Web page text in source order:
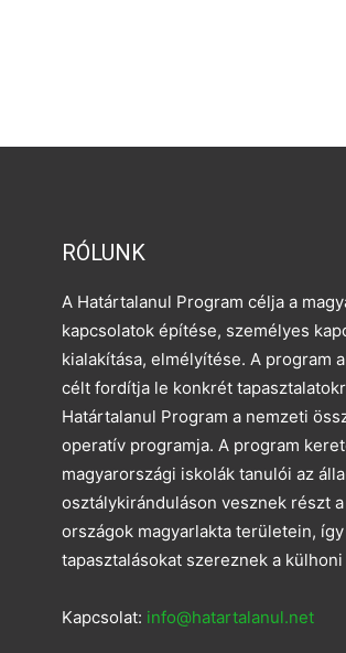
RÓLUNK
A Határtalanul Program célja a
kapcsolatok építése, személyes
kialakítása, elmélyítése. A program
célt fordítja le konkrét
Határtalanul Program a nemzeti
operatív programja. A program
magyarországi iskolák tanulói az
osztálykiránduláson vesznek részt
országok magyarlakta területein,
tapasztalásokat szereznek a
Kapcsolat: info@hatartalanul.net